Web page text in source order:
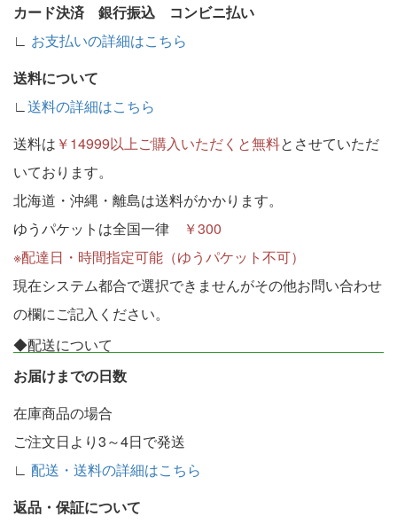
カード決済 銀行振込 コンビニ払い
∟ お支払いの詳細はこちら
送料について
∟ 送料の詳細はこちら
送料は ￥14999以上ご購入いただくと無料とさせていただ
いております。
北海道・沖縄・離島は送料がかかります。
ゆうパケットは全国一律
￥300
※配達日・時間指定可能（ゆうパケット不可）
現在システム都合で選択できませんがその他お問い合わせ
の欄にご記入ください。
◆配送について
お届けまでの日数
在庫商品の場合
ご注文日より3～4日で発送
∟ 配送・送料の詳細はこちら
返品・保証について